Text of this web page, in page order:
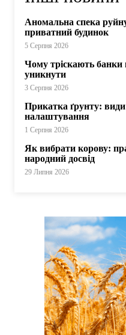
Аномальна спека
приватний будинок
5 Серпня 2026
Чому тріскають банки
уникнути
3 Серпня 2026
Прикатка ґрунту:
налаштування
1 Серпня 2026
Як вибрати корову:
народний досвід
29 Липня 2026